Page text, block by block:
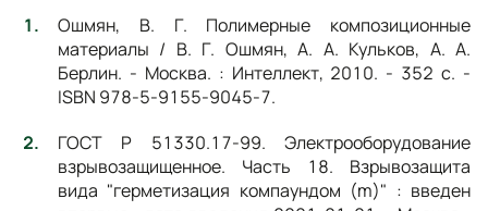
Ошмян, В. Г. Полимерные композиционные
материалы / В. Г. Ошмян, А. А. Кульков, А. А.
Берлин. - Москва. : Интеллект, 2010. - 352 с. -
ISBN 978-5-9155-9045-7.
ГОСТ Р 51330.17-99. Электрооборудование
взрывозащищенное. Часть 18. Взрывозащита
вида "герметизация компаундом (m)" : введен